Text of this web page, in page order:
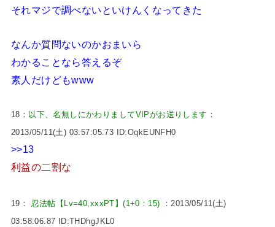
それマジで調べないといけんくなってきた
なんか質問ないのかおまいら
わかることなら答えるぞ
素人だけどもwww
18： 以下、名無しにかわりましてVIPがお送りします ：
2013/05/11(土) 03:57:05.73 ID:OqkEUNFH0
>>13
利益の二割な
19： 忍法帖【Lv=40,xxxPT】(1+0：15)
：2013/05/11(土)
03:58:06.87 ID:THDhgJKL0